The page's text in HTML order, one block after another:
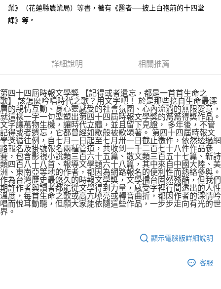
業》（花蓮縣農業局）等書，著有《醫者──披上白袍前的十四堂
課》等。
詳細說明 相關推薦
第四十四屆時報文學獎 【記得或者遺忘，都是一首首生命之
歌】 該怎麼吟唱時代之歌？用文字吧！ 於是那些挖自生命最深
層的親情互動、身心靈感受的社會氛圍、心內流淌的無限愛意，
就這樣一字一句型塑出第四十四屆時報文學獎的篇篇得獎作品。
文字讓萬物生機，讓時代立體，並且留下見證， 多年後，不管
記得或者遺忘，它都曾經如歌般被歌頌著。 第四十四屆時報文
學獎循往例，自七月一日起至七月卅一日截止徵件，依然透過網
路報名及掛號報名兩種管道，共收到一千二百七十八件作品參
賽，包含影視小說類三百六十五篇、散文類三百五十七篇、新詩
類四百八十八首、報導文學類六十八篇，其中來自中國大陸、美
洲、東南亞等地的作者，都因為網路報名的便利性而熱絡參與。
作為台灣歷史最悠久的時報文學獎，文學擂台固然殘酷，但我們
期許作者與讀者都能從文學得到力量，感受字裡行間透出的人性
溫度，每首生命之歌或高亢嘹亮或轉音曲折，都因作者的深情吟
唱而悅耳動聽，但願大家能依隨這些作品，一步步走向有光的世
界。
顯示電腦版詳細說明
客服